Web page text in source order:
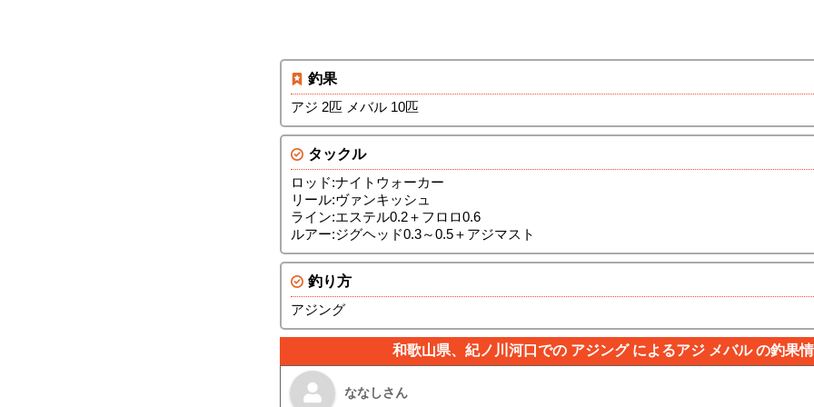
釣果
アジ 2匹 メバル 10匹
タックル
ロッド:ナイトウォーカー
リール:ヴァンキッシュ
ライン:エステル0.2＋フロロ0.6
ルアー:ジグヘッド0.3～0.5＋アジマスト
釣り方
アジング
和歌山県、紀ノ川河口での アジング によるアジ メバル の釣果
ななしさん